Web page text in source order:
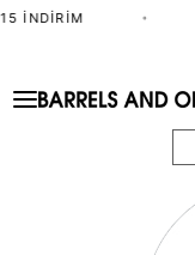
İNDIRIM •